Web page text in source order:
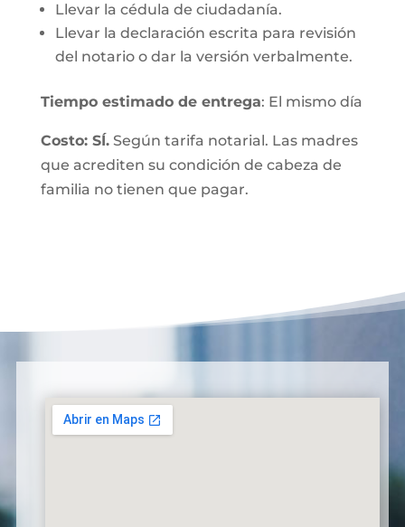
Llevar la cédula de ciudadanía.
Llevar la declaración escrita para revisión
del notario o dar la versión verbalmente.
Tiempo estimado de entrega: El mismo día
Costo: SÍ.Según tarifa notarial. Las madres
que acrediten su condición de cabeza de
familia no tienen que pagar.